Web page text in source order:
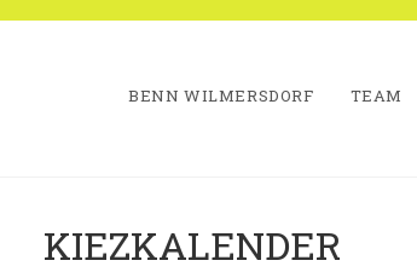
BENN WILMERSDORF TEAM
KIEZKALENDER